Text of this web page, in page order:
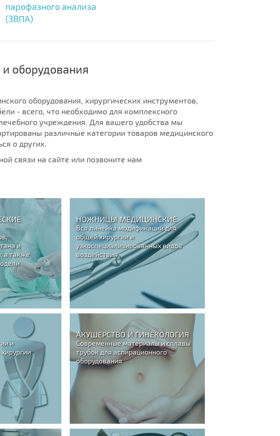
парофазного анализа
(ЗВПА)
оборудования
оборудования, хирургических инструментов,
- всего, что необходимо для комплексного
учреждения. Для вашего удобства мы
различные категории товаров медицинского
о других.
связи на сайте или позвоните нам
и
а также
НОЖНИЦЫ МЕДИЦИНСКИЕ
Вся линейка модификаций для
общей хирургии и
узкоспециализированных видов
воздействия
и
АКУШЕРСТВО И ГИНЕКОЛОГИЯ
Современные материалы и сплавы
трубок для аспирационного
оборудования